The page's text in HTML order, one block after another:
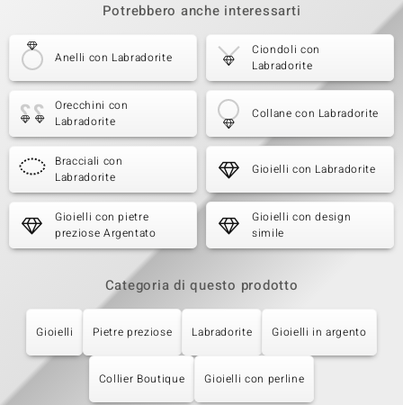
Potrebbero anche interessarti
Anelli con Labradorite
Ciondoli con
Labradorite
Orecchini con
Labradorite
Collane con Labradorite
Bracciali con
Labradorite
Gioielli con Labradorite
Gioielli con pietre
preziose Argentato
Gioielli con design
simile
Categoria di questo prodotto
Gioielli Pietre preziose Labradorite Gioielli in argento
Collier Boutique Gioielli con perline